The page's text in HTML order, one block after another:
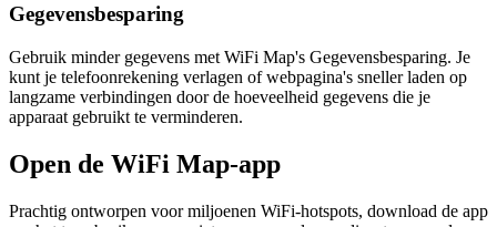
Gegevensbesparing
Gebruik minder gegevens met WiFi Map's Gegevensbesparing. Je
kunt je telefoonrekening verlagen of webpagina's sneller laden op
langzame verbindingen door de hoeveelheid gegevens die je
apparaat gebruikt te verminderen.
Open de WiFi Map-app
Prachtig ontworpen voor miljoenen WiFi-hotspots, download de app